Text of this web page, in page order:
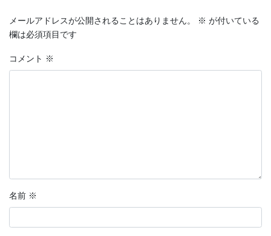
メールアドレスが公開されることはありません。 ※ が付いている
欄は必須項目です
コメント ※
名前 ※